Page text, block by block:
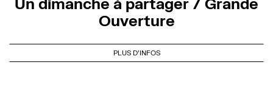
Ouverture
PLUS D'INFOS